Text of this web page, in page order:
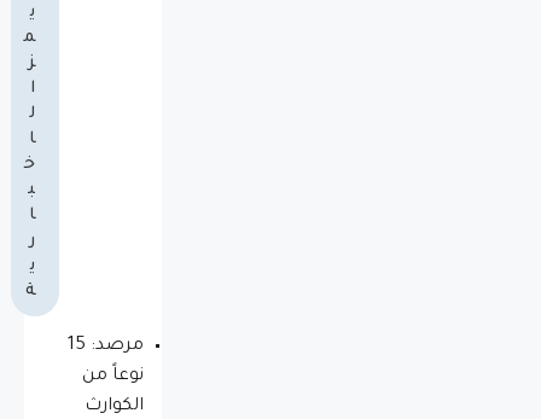
ي
م
ز
ا
ل
ا
خ
ب
ا
ر
ي
ة
مرصد: 15
نوعاً من
الكوارث